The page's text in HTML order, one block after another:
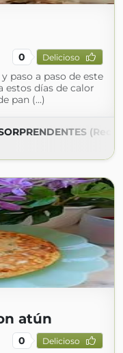
0 Delicioso
y paso a paso de este
estos días de calor
pan (...)
atún
0 Delicioso